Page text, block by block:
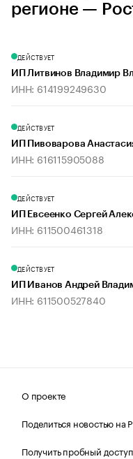
регионе —
ДЕЙСТВУЕТ
ИП Литвинов Владимир
ИНН: 614199249630
ДЕЙСТВУЕТ
ИП Пивоварова
ИНН: 616115905088
ДЕЙСТВУЕТ
ИП Евсеенко Сергей
ИНН: 611500461318
ДЕЙСТВУЕТ
ИП Иванов Андрей
ИНН: 611500527840
О проекте
Поделиться новостью на
Получить пробный доступ